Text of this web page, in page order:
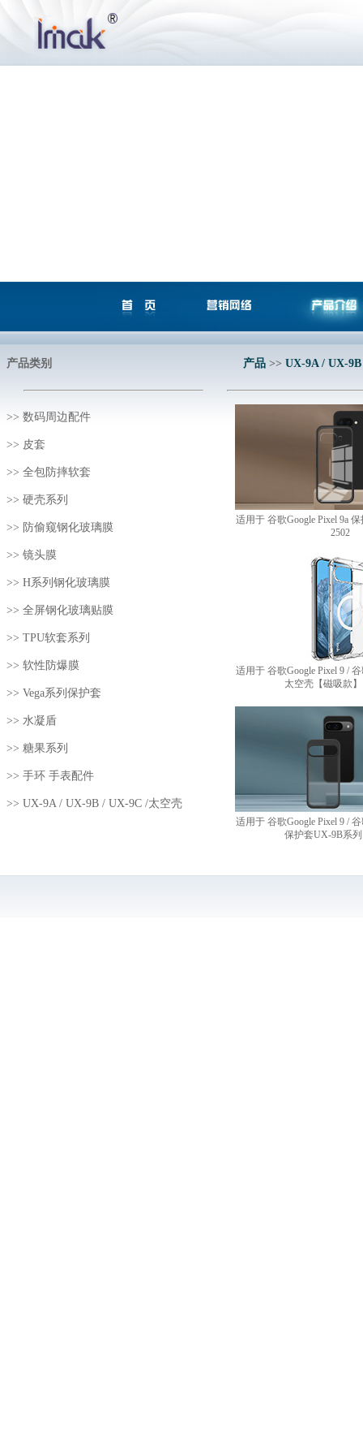
产品类别
>> 数码周边配件
>> 皮套
>> 全包防摔软套
>> 硬壳系列
>> 防偷窥钢化玻璃膜
>> 镜头膜
>> H系列钢化玻璃膜
>> 全屏钢化玻璃贴膜
>> TPU软套系列
>> 软性防爆膜
>> Vega系列保护套
>> 水凝盾
>> 糖果系列
>> 手环 手表配件
>> UX-9A / UX-9B / UX-9C /太空壳
产品 >> UX-9A / UX-
适用于 谷歌Google Pixel 9a
2502
适用于 谷歌Google Pixel 9 /
太空壳【磁吸款】
适用于 谷歌Google Pixel 9 /
保护套UX-9B系列